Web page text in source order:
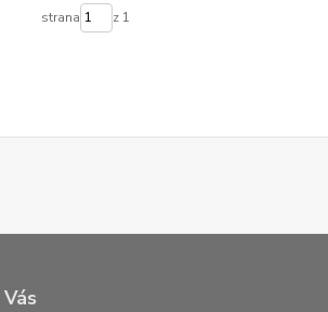
strana z 1